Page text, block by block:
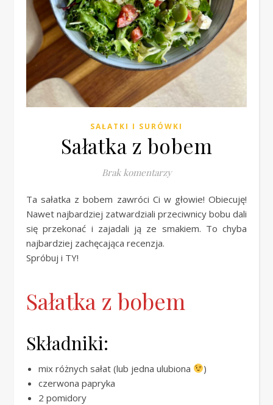
SAŁATKI I SURÓWKI
Sałatka z bobem
Brak komentarzy
Ta sałatka z bobem zawróci Ci w głowie! Obiecuję!
Nawet najbardziej zatwardziali przeciwnicy bobu dali
się przekonać i zajadali ją ze smakiem. To chyba
najbardziej zachęcająca recenzja.
Spróbuj i TY!
Sałatka z bobem
Składniki:
mix różnych sałat (lub jedna ulubiona
)
czerwona papryka
2 pomidory